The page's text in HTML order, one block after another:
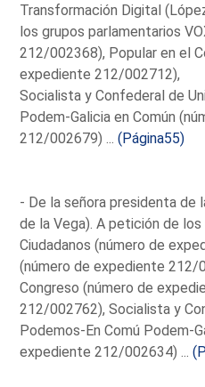
Transformación Digital
los grupos parlamentarios
212/002368), Popular en el
expediente 212/002712),
Socialista y Confederal de
Podem-Galicia en Común
212/002679) ...(Página55)
- De la señora presidenta de
de la Vega). A petición de
Ciudadanos (número de
(número de expediente 212/
Congreso (número de
212/002762), Socialista y
Podemos-En Comú Podem-
expediente 212/002634) ...